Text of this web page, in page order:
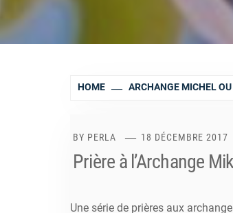
HOME ARCHANGE MICHEL
BY PERLA 18 DÉCEMBRE 2017
Prière à l’Archange
Une série de prières aux